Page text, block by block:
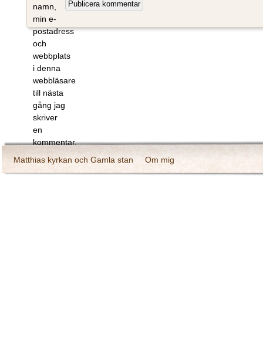
namn,
min e-
postadress
och
webbplats
i denna
webbläsare
till nästa
gång jag
skriver
en
kommentar.
Matthias kyrkan och Gamla stan
Om mig